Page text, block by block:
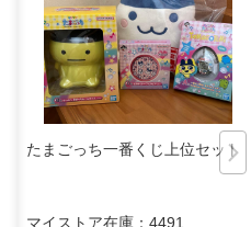
たまごっち一番くじ上位セット
マイストア在庫： 4491